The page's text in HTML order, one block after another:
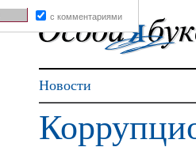
Новости
с комментариями